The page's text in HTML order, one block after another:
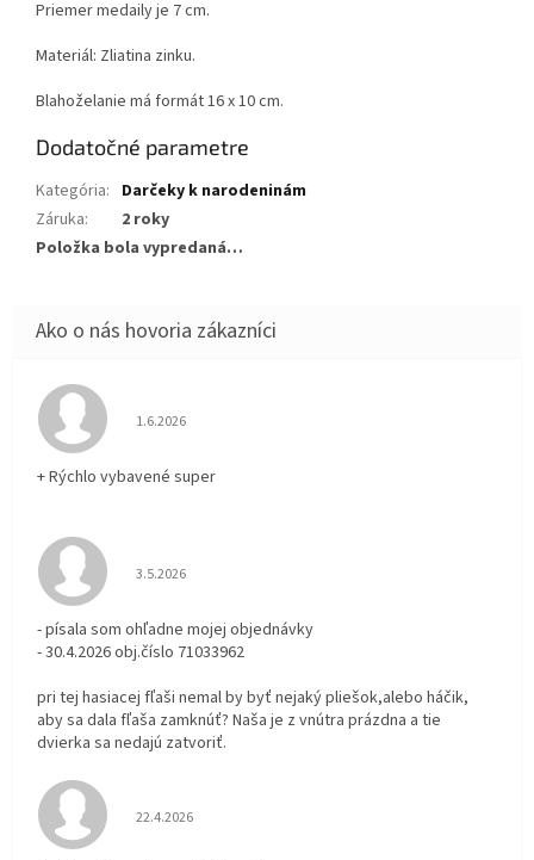
Priemer medaily je 7 cm.
Materiál: Zliatina zinku.
Blahoželanie má formát 16 x 10 cm.
Dodatočné parametre
Kategória: Darčeky k narodeninám
Záruka:
2 roky
Položka bola vypredaná…
Hodnotenie obchodu je 5 z 5 hviezdičiek.
1.6.2026
+ Rýchlo vybavené super
Hodnotenie obchodu je 3 z 5 hviezdičiek.
3.5.2026
- písala som ohľadne mojej objednávky
- 30.4.2026 obj.číslo 71033962
pri tej hasiacej fľaši nemal by byť nejaký pliešok,alebo háčik,
aby sa dala fľaša zamknúť? Naša je z vnútra prázdna a tie
dvierka sa nedajú zatvoriť.
Hodnotenie obchodu je 5 z 5 hviezdičiek.
22.4.2026